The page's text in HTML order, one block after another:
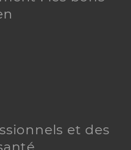
et des